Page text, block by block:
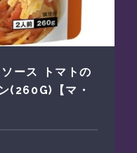
ース トマトの
(260G)【マ・